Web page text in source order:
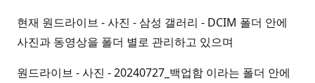
현재 원드라이브 - 사진 - 삼성 갤러리 - DCIM 폴더 안에
사진과 동영상을 폴더 별로 관리하고 있으며
원드라이브 - 사진 - 20240727_백업함 이라는 폴더 안에